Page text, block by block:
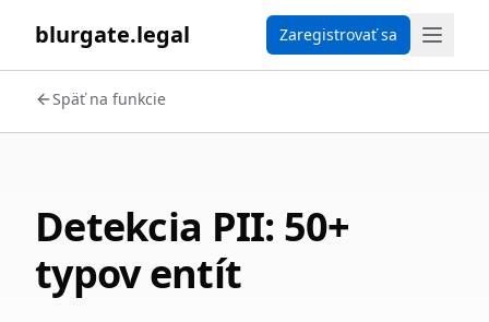
blurgate.legal Zaregistrovať sa
Späť na funkcie
Detekcia PII: 50+
typov entít